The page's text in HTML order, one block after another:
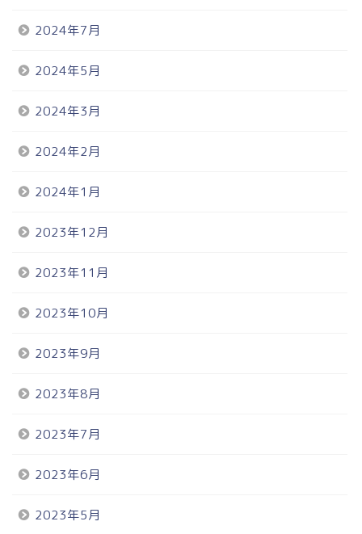
2024年7月
2024年5月
2024年3月
2024年2月
2024年1月
2023年12月
2023年11月
2023年10月
2023年9月
2023年8月
2023年7月
2023年6月
2023年5月